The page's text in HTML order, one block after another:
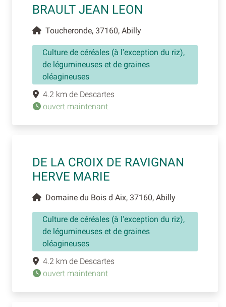
BRAULT JEAN LEON
Toucheronde, 37160, Abilly
Culture de céréales (à l'exception du riz),
de légumineuses et de graines
oléagineuses
4.2 km de Descartes
ouvert maintenant
DE LA CROIX DE RAVIGNAN
HERVE MARIE
Domaine du Bois d Aix, 37160, Abilly
Culture de céréales (à l'exception du riz),
de légumineuses et de graines
oléagineuses
4.2 km de Descartes
ouvert maintenant